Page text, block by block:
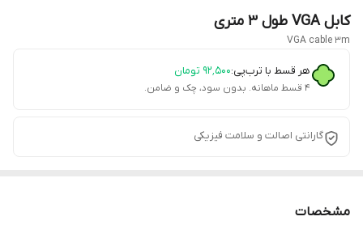
کابل VGA طول 3 متری
VGA cable 3m
هر قسط با ترب‌پی:۹۲٬۵۰۰ تومان
۴ قسط ماهانه. بدون سود، چک و ضامن.
گارانتی اصالت و سلامت فیزیکی
مشخصات